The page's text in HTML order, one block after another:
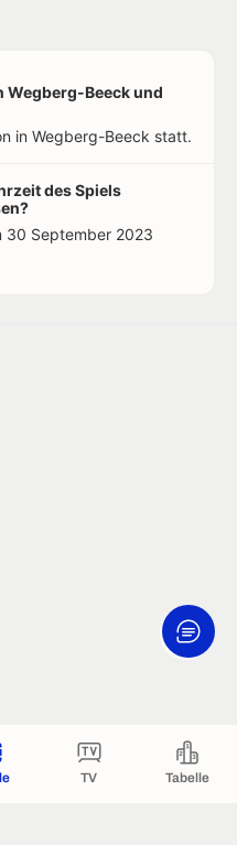
TV Tabelle
Wegberg-Beeck und
in Wegberg-Beeck statt.
des Spiels
30 September 2023